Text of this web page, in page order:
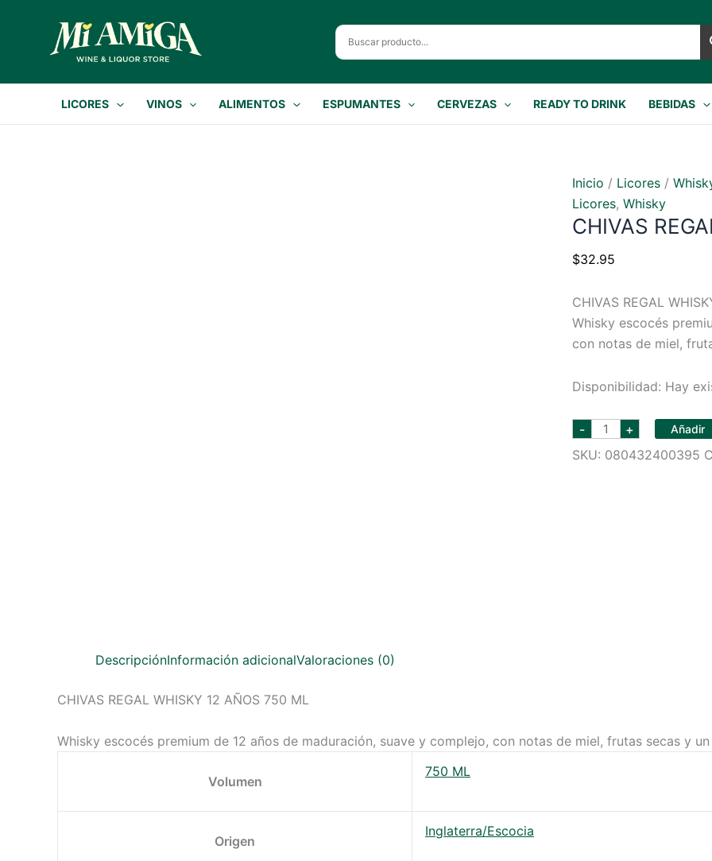
contenido
LICORES VINOS ALIMENTOS ESPUMANTES CERVEZAS READY TO DRINK BEBIDAS
Inicio / Licores /
Licores, Whisky
CHIVAS
$32.95
CHIVAS REGAL
Whisky escocés
con notas de miel,
Disponibilidad: Hay
- CHIVAS
REGAL
WHISKY
12
+ Añadir
SKU: 080432400395
DescripciónInformación adicionalValoraciones (0)
CHIVAS REGAL WHISKY 12 AÑOS 750 ML
Whisky escocés premium de 12 años de maduración, suave y complejo, con notas de miel, frutas secas y
Volumen
750 ML
Origen
Inglaterra/Escocia